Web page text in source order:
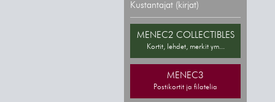
Kustantajat (kirjat)
MENEC2 COLLECTIBLES
Kortit, lehdet, merkit ym...
MENEC3
Postikortit ja filatelia